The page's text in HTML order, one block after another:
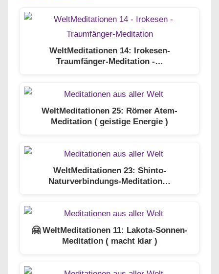
WeltMeditationen 14: Irokesen-
Traumfänger-Meditation -…
WeltMeditationen 25: Römer Atem-
Meditation ( geistige Energie )
WeltMeditationen 23: Shinto-
Naturverbindungs-Meditation…
🤗 WeltMeditationen 11: Lakota-Sonnen-
Meditation ( macht klar )